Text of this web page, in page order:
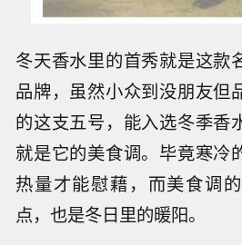
冬天香水里的首秀就是这款
品牌，虽然小众到没朋友但
的这支五号，能入选冬季香
就是它的美食调。毕竟寒冷
热量才能慰藉，而美食调
点，也是冬日里的暖阳。